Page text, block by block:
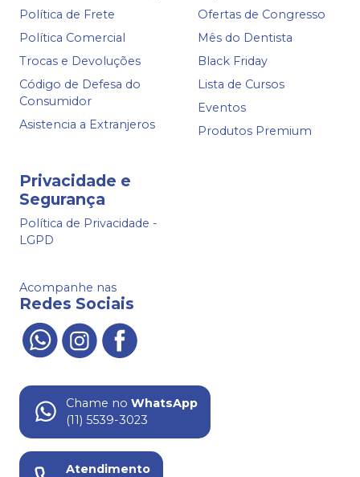
Política de Frete
Política Comercial
Trocas e Devoluções
Código de Defesa do
Consumidor
Asistencia a Extranjeros
Ofertas de Congresso
Mês do Dentista
Black Friday
Lista de Cursos
Eventos
Produtos Premium
Privacidade e
Segurança
Política de Privacidade -
LGPD
Acompanhe nas
Redes Sociais
Chame no WhatsApp
(11) 5539-3023
Atendimento